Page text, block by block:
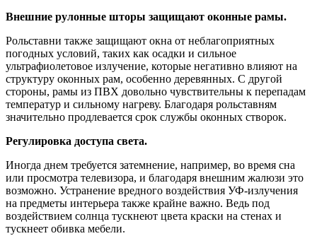
Внешние рулонные шторы защищают оконные рамы.
Рольставни также защищают окна от неблагоприятных
погодных условий, таких как осадки и сильное
ультрафиолетовое излучение, которые негативно влияют на
структуру оконных рам, особенно деревянных. С другой
стороны, рамы из ПВХ довольно чувствительны к перепадам
температур и сильному нагреву. Благодаря рольставням
значительно продлевается срок службы оконных створок.
Регулировка доступа света.
Иногда днем ​​требуется затемнение, например, во время сна
или просмотра телевизора, и благодаря внешним жалюзи это
возможно. Устранение вредного воздействия УФ-излучения
на предметы интерьера также крайне важно. Ведь под
воздействием солнца тускнеют цвета краски на стенах и
тускнеет обивка мебели.